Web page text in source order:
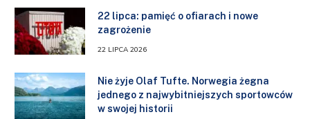
22 lipca: pamięć o ofiarach i nowe
zagrożenie
22 LIPCA 2026
Nie żyje Olaf Tufte. Norwegia żegna
jednego z najwybitniejszych sportowców
w swojej historii